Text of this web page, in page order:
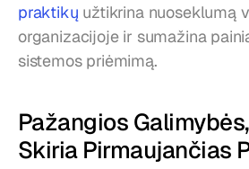
praktikų užtikrina nuoseklumą
organizacijoje ir sumažina
sistemos priėmimą.
Pažangios
Skiria Pirmaujančias